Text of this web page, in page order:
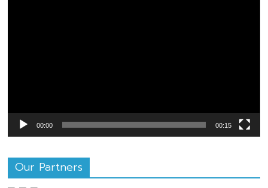
00:00 00:15
Our Partners